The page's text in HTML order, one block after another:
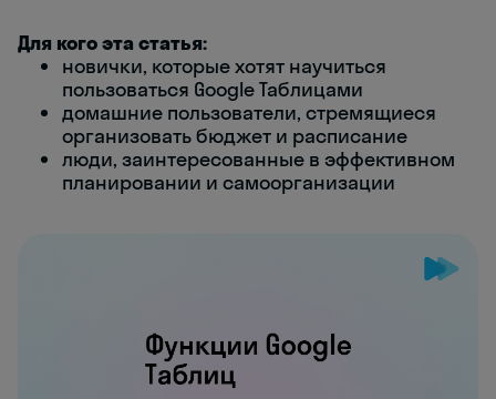
Для кого эта статья:
новички, которые хотят научиться
пользоваться Google Таблицами
домашние пользователи, стремящиеся
организовать бюджет и расписание
люди, заинтересованные в эффективном
планировании и самоорганизации